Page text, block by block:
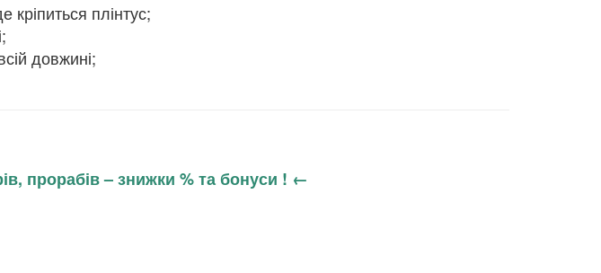
кріпиться плінтус;
довжині;
прорабів – знижки % та бонуси ! ←